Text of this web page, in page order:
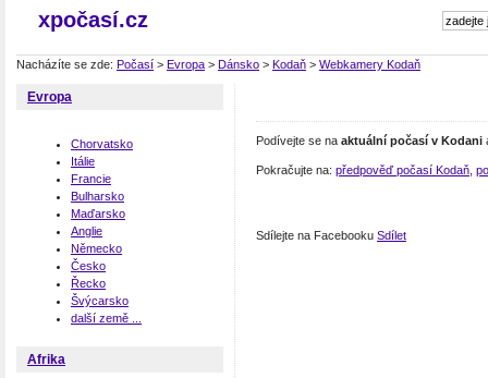
xpočasí.cz
Nacházíte se zde: Počasí > Evropa > Dánsko > Kodaň > Webkamery Kodaň
Evropa
Chorvatsko
Itálie
Francie
Bulharsko
Maďarsko
Anglie
Německo
Česko
Řecko
Švýcarsko
další země ...
Afrika
Podívejte se na aktuální počasí v Kodani
Pokračujte na: předpověď počasí Kodaň
Sdílejte na Facebooku Sdílet